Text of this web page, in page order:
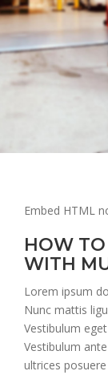
Embed HTML
HOW
WITH
Lorem ipsum
Nunc mattis
Vestibulum
Vestibulum
ultrices